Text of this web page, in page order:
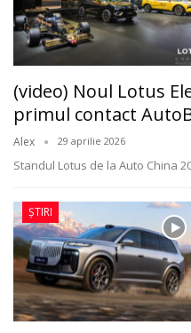
(video) Noul Lotus
primul contact
Alex 29 aprilie 2026
Standul Lotus de la Auto China
ȘTIRI